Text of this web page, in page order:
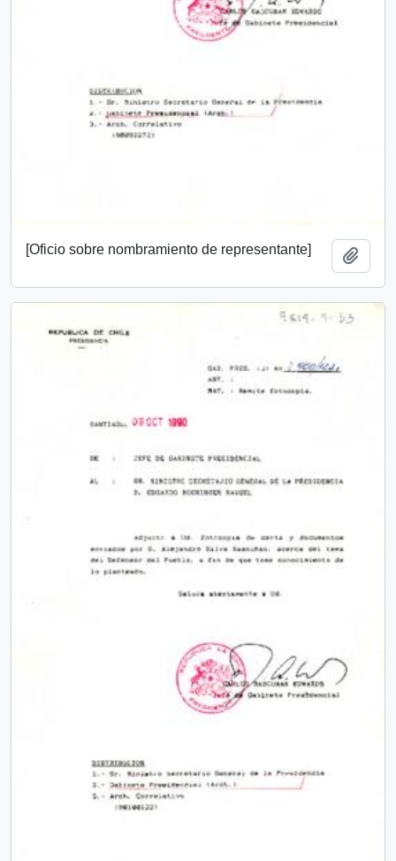
[Oficio sobre nombramiento de representante]